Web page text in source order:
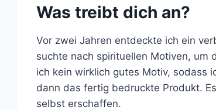
Was treibt dich an?
Vor zwei Jahren entdeckte ich ein
suchte nach spirituellen Motiven, um
ich kein wirklich gutes Motiv, sodass
dann das fertig bedruckte Produkt.
selbst erschaffen.